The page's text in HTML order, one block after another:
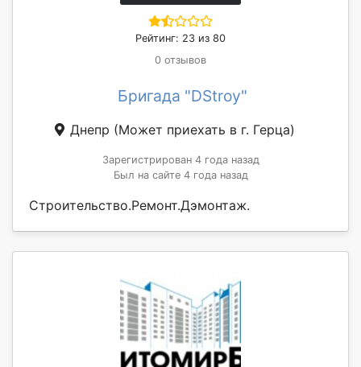
Рейтинг: 23 из 80
0 отзывов
Бригада "DStroy"
Днепр (Может приехать в г. Герца)
Зарегистрирован 4 года назад
Был на сайте 4 года назад
Строительство.Ремонт.Дэмонтаж.